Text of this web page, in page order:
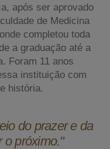
após ser aprovado
de Medicina
completou toda
a graduação até a
Foram 11 anos
instituição com
história.
do prazer e da
o próximo."